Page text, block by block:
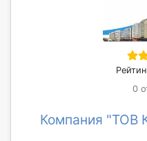
0
Компания